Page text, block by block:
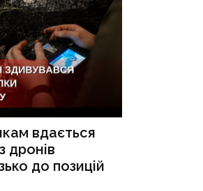
вдається
дронів
до позицій